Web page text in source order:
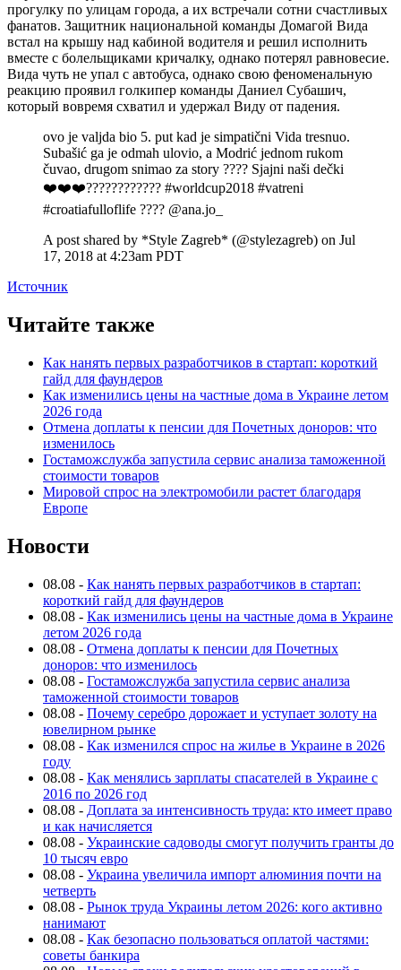
прогулку по улицам города, а их встречали сотни счастливых
фанатов. Защитник национальной команды Домагой Вида
встал на крышу над кабиной водителя и решил исполнить
вместе с болельщиками кричалку, однако потерял равновесие.
Вида чуть не упал с автобуса, однако свою феноменальную
реакцию проявил голкипер команды Даниел Субашич,
который вовремя схватил и удержал Виду от падения.
ovo je valjda bio 5. put kad je simpatični Vida tresnuo.
Subašić ga je odmah ulovio, a Modrić jednom rukom
čuvao, drugom snimao za story ???? Sjajni naši dečki
❤️❤️❤️???????????? #worldcup2018 #vatreni
#croatiafulloflife ???? @ana.jo_
A post shared by *Style Zagreb* (@stylezagreb) on Jul
17, 2018 at 4:23am PDT
Источник
Читайте также
Как нанять первых разработчиков в стартап: короткий
гайд для фаундеров
Как изменились цены на частные дома в Украине летом
2026 года
Отмена доплаты к пенсии для Почетных доноров: что
изменилось
Гостаможслужба запустила сервис анализа таможенной
стоимости товаров
Мировой спрос на электромобили растет благодаря
Европе
Новости
08.08 - Как нанять первых разработчиков в стартап:
короткий гайд для фаундеров
08.08 - Как изменились цены на частные дома в Украине
летом 2026 года
08.08 - Отмена доплаты к пенсии для Почетных
доноров: что изменилось
08.08 - Гостаможслужба запустила сервис анализа
таможенной стоимости товаров
08.08 - Почему серебро дорожает и уступает золоту на
ювелирном рынке
08.08 - Как изменился спрос на жилье в Украине в 2026
году
08.08 - Как менялись зарплаты спасателей в Украине с
2016 по 2026 год
08.08 - Доплата за интенсивность труда: кто имеет право
и как начисляется
08.08 - Украинские садоводы смогут получить гранты до
10 тысяч евро
08.08 - Украина увеличила импорт алюминия почти на
четверть
08.08 - Рынок труда Украины летом 2026: кого активно
нанимают
08.08 - Как безопасно пользоваться оплатой частями:
советы банкира